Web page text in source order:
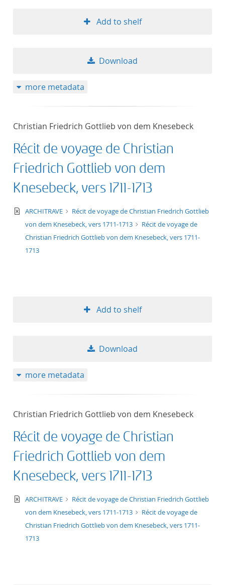
Add to shelf
Download
more metadata
Christian Friedrich Gottlieb von dem Knesebeck
Récit de voyage de Christian
Friedrich Gottlieb von dem
Knesebeck, vers 1711-1713
text/xml
ARCHITRAVE
Récit de voyage de Christian Friedrich Gottlieb
von dem Knesebeck, vers 1711-1713
Récit de voyage de
Christian Friedrich Gottlieb von dem Knesebeck, vers 1711-
1713
Add to shelf
Download
more metadata
Christian Friedrich Gottlieb von dem Knesebeck
Récit de voyage de Christian
Friedrich Gottlieb von dem
Knesebeck, vers 1711-1713
text/xml
ARCHITRAVE
Récit de voyage de Christian Friedrich Gottlieb
von dem Knesebeck, vers 1711-1713
Récit de voyage de
Christian Friedrich Gottlieb von dem Knesebeck, vers 1711-
1713